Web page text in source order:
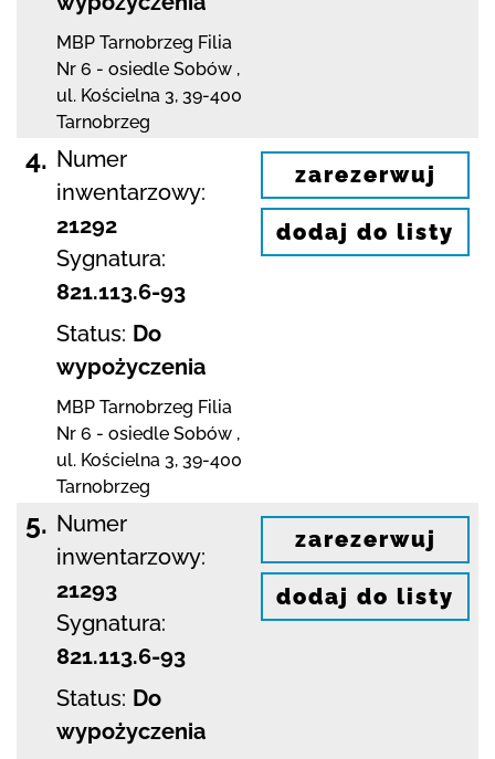
MBP Tarnobrzeg Filia
Nr 6 - osiedle Sobów ,
ul. Kościelna 3, 39-400
Tarnobrzeg
4. Numer
inwentarzowy:
21292
Sygnatura:
821.113.6-93
Status: Do
wypożyczenia
MBP Tarnobrzeg Filia
Nr 6 - osiedle Sobów ,
ul. Kościelna 3, 39-400
Tarnobrzeg
zarezerwuj
dodaj do listy
5. Numer
inwentarzowy:
21293
Sygnatura:
821.113.6-93
Status: Do
wypożyczenia
zarezerwuj
dodaj do listy